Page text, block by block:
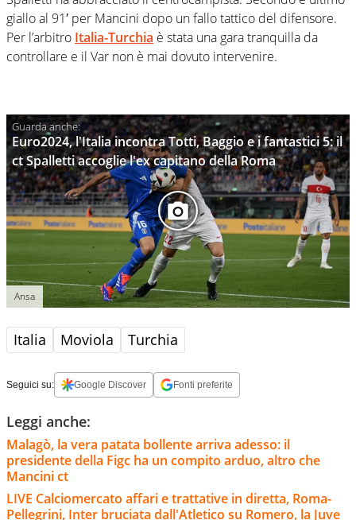
giallo al 91′ per Mancini dopo un fallo tattico del difensore.
Per l’arbitro Italia-Turchia è stata una gara tranquilla da
controllare e il Var non è mai dovuto intervenire.
Euro2024, l'Italia incontra Totti, Baggio e i fantastici 5: il
ct Spalletti accoglie l'ex capitano della Roma
Ansa
Italia Moviola Turchia
Seguici su: Google Discover Fonti preferite
Leggi anche:
Malagò, la vera patata bollente arriva adesso: il
presidente della Figc ha un compito arduo, altro che
Mancini ct
LIVE Calciomercato affari e trattative in diretta, Roma-
Pellegrini, Inter bruciata dall'Atletico su Romero, la Juve